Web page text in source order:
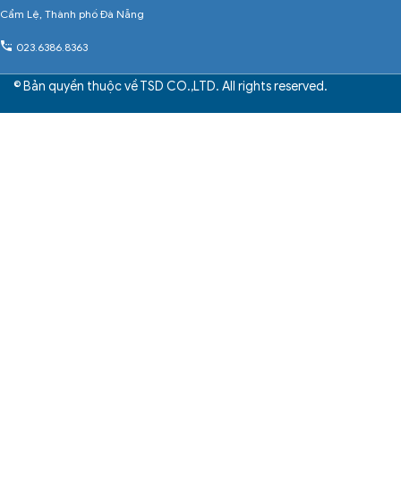
Cẩm Lệ, Thành phố Đà Nẵng
023.6386.8363
© Bản quyền thuộc về TSD CO.,LTD. All rights reserved.